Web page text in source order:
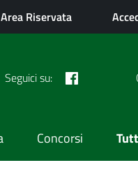
Area Riservata
Seguici su:
Concorsi